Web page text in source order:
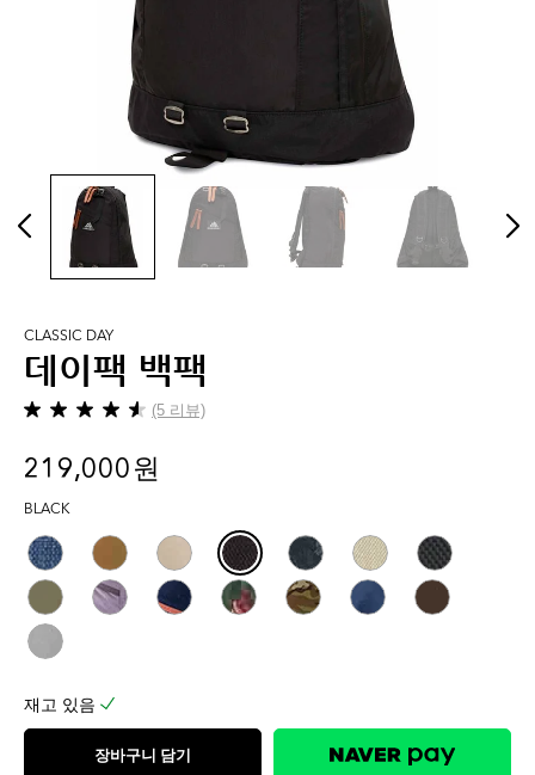
CLASSIC DAY
데이팩 백팩
(5 리뷰)
별
개
4.6
개
입
니
다.
5
개
품
평
219,000 원
BLACK
재고 있음
장바구니 담기